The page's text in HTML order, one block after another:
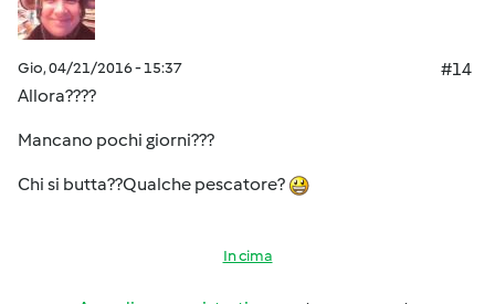
Gio, 04/21/2016 - 15:37
#14
Allora????
Mancano pochi giorni???
Chi si butta??Qualche pescatore?
In cima